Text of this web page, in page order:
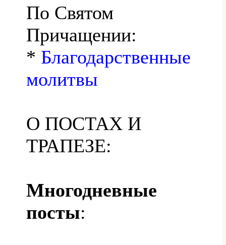
По Святом
Причащении:
* Благодарственные
молитвы
О ПОСТАХ И
ТРАПЕЗЕ:
Многодневные
посты: